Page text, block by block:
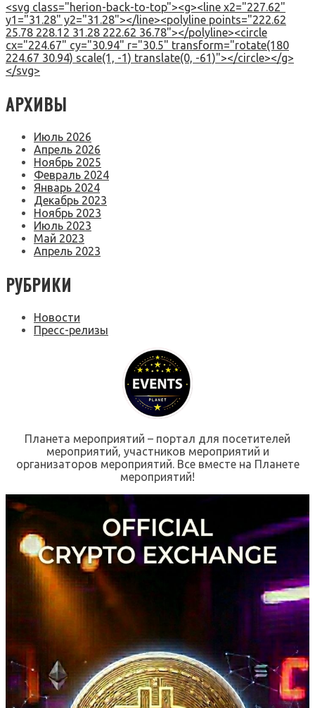
<svg class="herion-back-to-top"><g><line x2="227.62"
y1="31.28" y2="31.28"></line><polyline points="222.62
25.78 228.12 31.28 222.62 36.78"></polyline><circle
cx="224.67" cy="30.94" r="30.5" transform="rotate(180
224.67 30.94) scale(1, -1) translate(0, -61)"></circle></g>
</svg>
АРХИВЫ
Июль 2026
Апрель 2026
Ноябрь 2025
Февраль 2024
Январь 2024
Декабрь 2023
Ноябрь 2023
Июль 2023
Май 2023
Апрель 2023
РУБРИКИ
Новости
Пресс-релизы
Планета мероприятий – портал для посетителей
мероприятий, участников мероприятий и
организаторов мероприятий. Все вместе на Планете
мероприятий!